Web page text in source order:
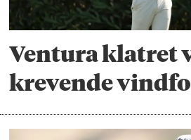
Ventura klatret
krevende